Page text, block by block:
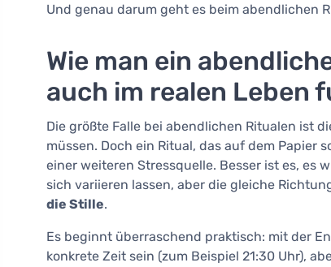
Und genau darum geht es beim abendlichen
Wie man ein
auch im realen Leben
Die größte Falle bei abendlichen Ritualen ist
müssen. Doch ein Ritual, das auf dem
einer weiteren Stressquelle. Besser ist es, es
sich variieren lassen, aber die gleiche
die Stille.
Es beginnt überraschend praktisch: mit der
konkrete Zeit sein (zum Beispiel 21:30 Uhr),